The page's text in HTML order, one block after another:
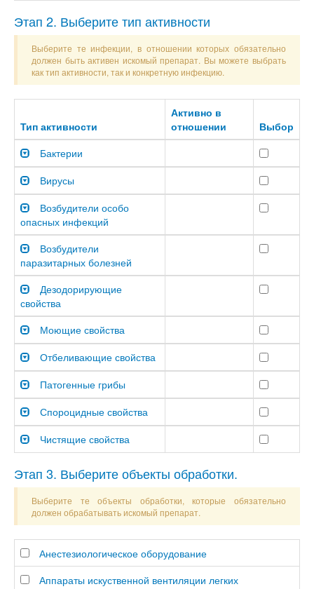
Этап 2. Выберите тип активности
Выберите те инфекции, в отношении которых обязательно
должен быть активен искомый препарат. Вы можете выбрать
как тип активности, так и конкретную инфекцию.
Тип активности
Активно в
отношении
Выбор
Бактерии
Вирусы
Возбудители особо
опасных инфекций
Возбудители
паразитарных болезней
Дезодорирующие
свойства
Моющие свойства
Отбеливающие свойства
Патогенные грибы
Спороцидные свойства
Чистящие свойства
Этап 3. Выберите объекты обработки.
Выберите те объекты обработки, которые обязательно
должен обрабатывать искомый препарат.
Анестезиологическое оборудование
Аппараты искуственной вентиляции легких